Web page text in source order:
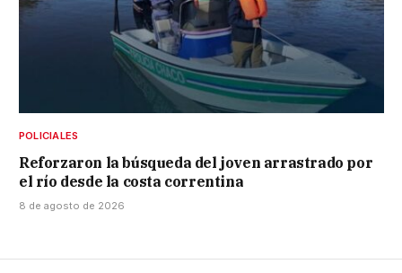
POLICIALES
Reforzaron la búsqueda del joven arrastrado por
el río desde la costa correntina
8 de agosto de 2026